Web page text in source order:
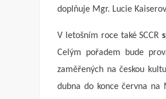
doplňuje Mgr. Lucie
V letošním roce také SCCR
Celým pořadem bude
zaměřených na českou
dubna do konce června na